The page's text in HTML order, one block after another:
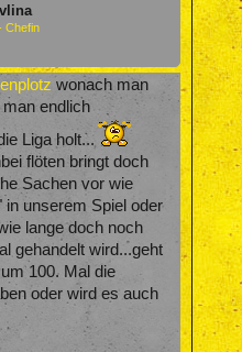
Chefin
wonach man
endlich
Liga holt...
flöten bringt doch
Sachen vor wie
unserem Spiel oder
lange doch noch
gehandelt wird...geht
100. Mal die
oder wird es auch